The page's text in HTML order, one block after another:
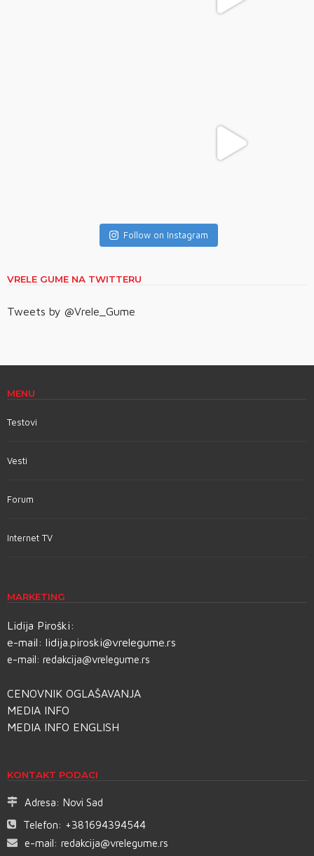
Follow on Instagram
VRELE GUME NA TWITTERU
Tweets by @Vrele_Gume
MENU
Testovi
Vesti
Forum
Internet TV
MARKETING
Lidija Piroški:
e-mail: lidija.piroski@vrelegume.rs
e-mail: redakcija@vrelegume.rs
CENOVNIK OGLAŠAVANJA
MEDIA INFO
MEDIA INFO ENGLISH
KONTAKT PODACI
Adresa: Novi Sad
Telefon: +381694394544
e-mail: redakcija@vrelegume.rs